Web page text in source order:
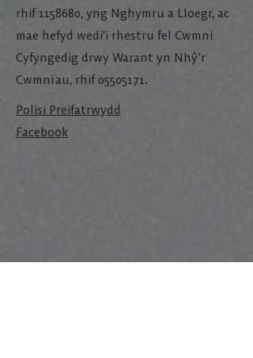
rhif1158680, yng Nghymru a Lloegr, ac
mae hefyd wedi’i rhestru fel Cwmni
Cyfyngedig drwy Warant yn Nhŷ’r
Cwmnïau, rhif05505171.
Polisi Preifatrwydd
Facebook